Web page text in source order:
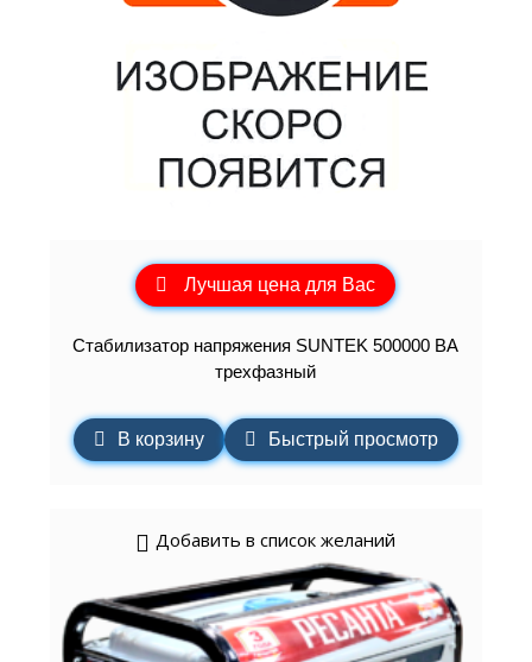
Лучшая цена для Вас
Стабилизатор напряжения SUNTEK 500000 ВА
трехфазный
В корзину Быстрый просмотр
Добавить в список желаний